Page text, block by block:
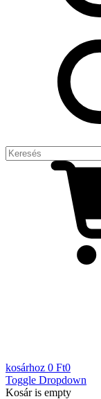
kosárhoz 0 Ft0
Toggle Dropdown
Kosáris empty